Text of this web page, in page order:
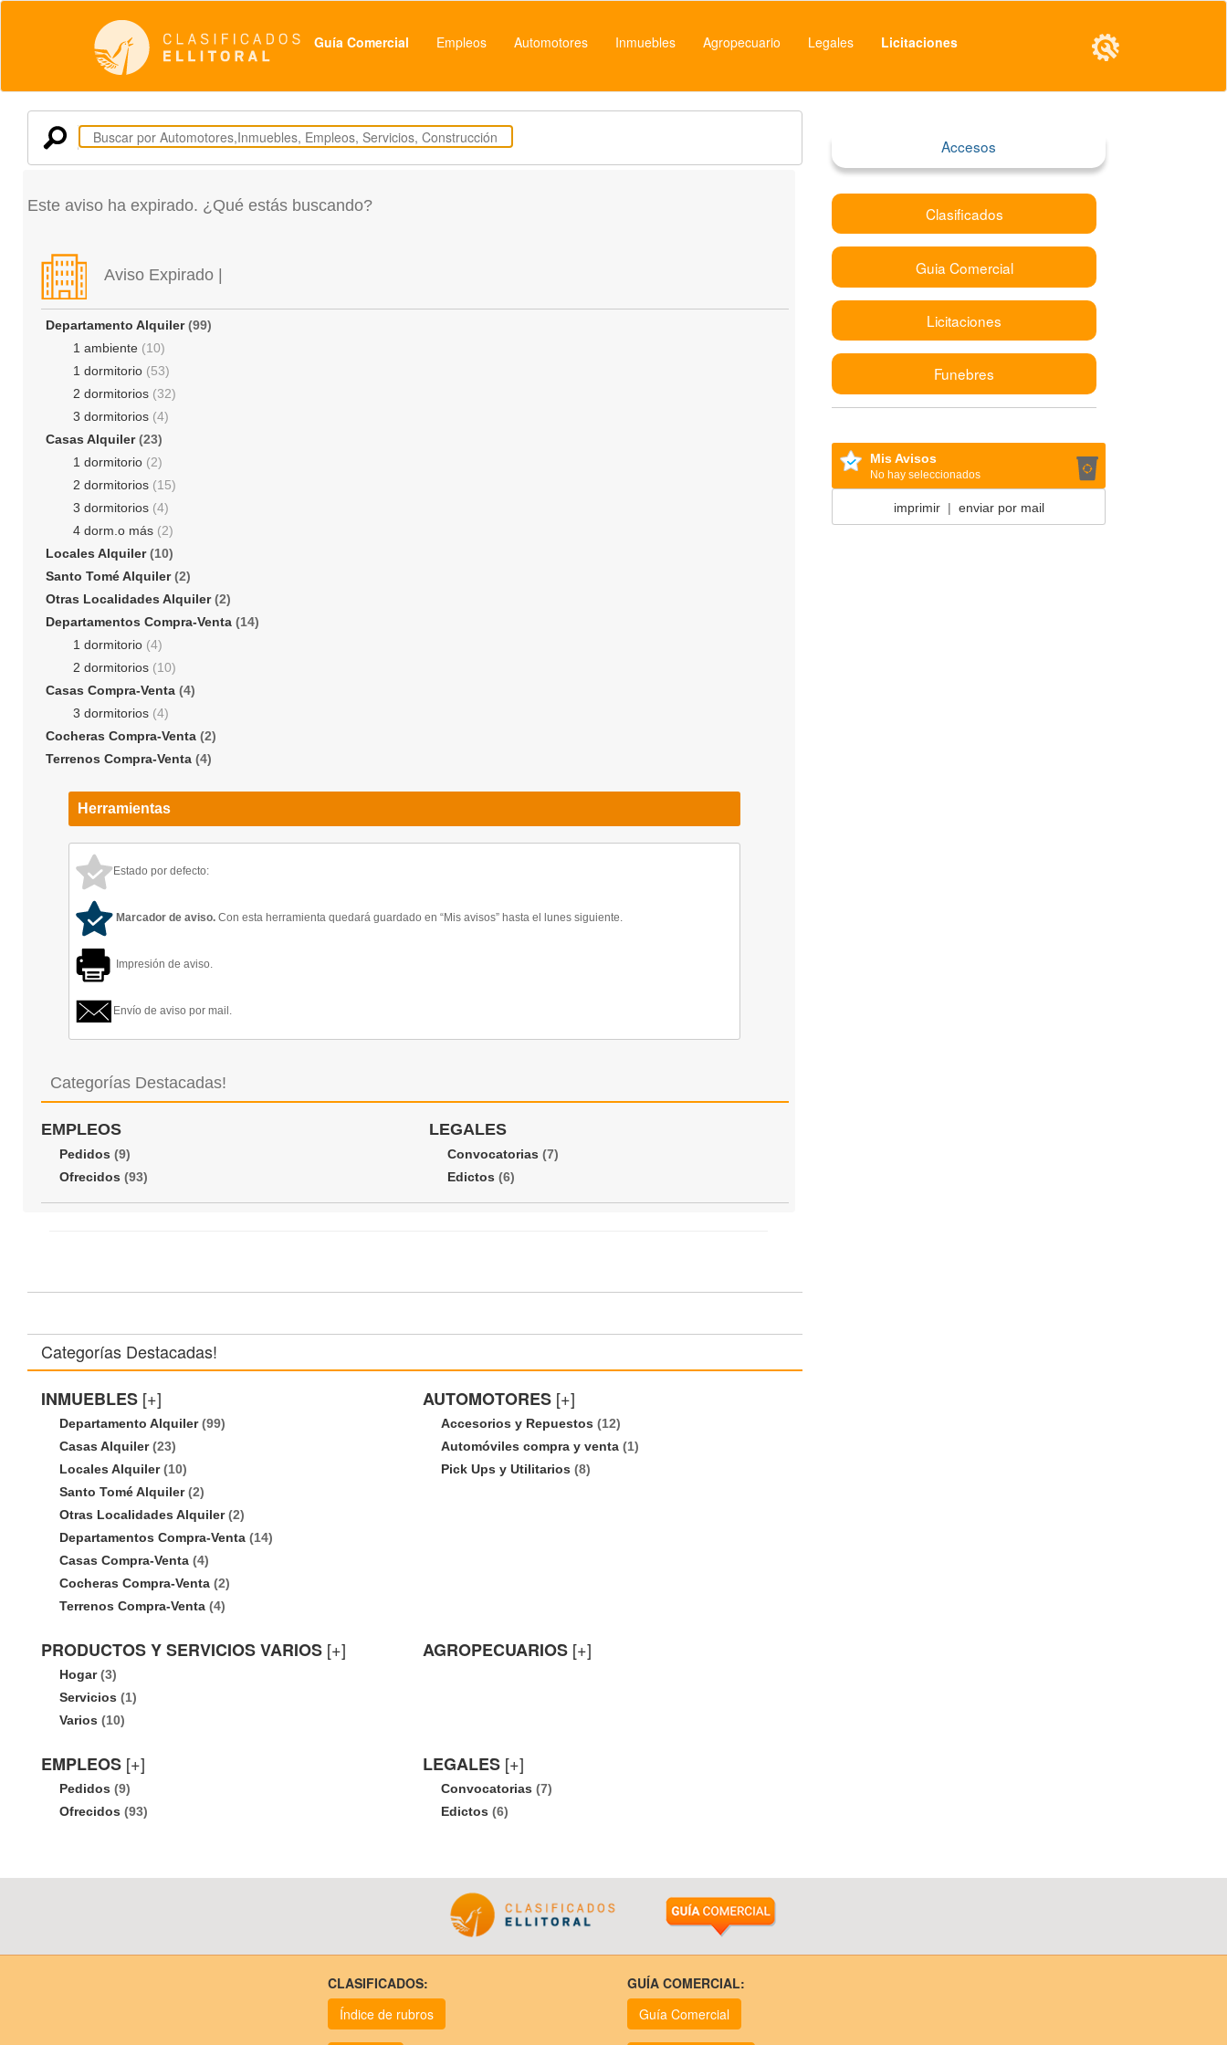
Guía Comercial Empleos Automotores Inmuebles Agropecuario Legales Licitaciones
Este aviso ha expirado. ¿Qué estás buscando?
Aviso Expirado |
Departamento Alquiler(99)
1 ambiente (10)
1 dormitorio (53)
2 dormitorios (32)
3 dormitorios (4)
Casas Alquiler(23)
1 dormitorio (2)
2 dormitorios (15)
3 dormitorios (4)
4 dorm.o más (2)
Locales Alquiler(10)
Santo Tomé Alquiler(2)
Otras Localidades Alquiler(2)
Departamentos Compra-Venta (14)
1 dormitorio (4)
2 dormitorios (10)
Casas Compra-Venta (4)
3 dormitorios (4)
Cocheras Compra-Venta (2)
Terrenos Compra-Venta (4)
Herramientas
Estado por defecto:
Marcador de aviso. Con esta herramienta quedará guardado en “Mis avisos” hasta el lunes siguiente.
Impresión de aviso.
Envío de aviso por mail.
Categorías Destacadas!
EMPLEOS
Pedidos (9)
Ofrecidos (93)
LEGALES
Convocatorias (7)
Edictos (6)
Categorías Destacadas!
INMUEBLES [+]
Departamento Alquiler(99)
Casas Alquiler(23)
Locales Alquiler(10)
Santo Tomé Alquiler(2)
Otras Localidades Alquiler(2)
Departamentos Compra-Venta (14)
Casas Compra-Venta (4)
Cocheras Compra-Venta (2)
Terrenos Compra-Venta (4)
AUTOMOTORES [+]
Accesorios y Repuestos (12)
Automóviles compra y venta (1)
Pick Ups y Utilitarios (8)
PRODUCTOS Y SERVICIOS VARIOS [+]
Hogar(3)
Servicios (1)
Varios (10)
AGROPECUARIOS [+]
EMPLEOS [+]
Pedidos (9)
Ofrecidos (93)
LEGALES [+]
Convocatorias (7)
Edictos (6)
Accesos
Clasificados
Guia Comercial
Licitaciones
Funebres
Mis Avisos
No hay seleccionados
imprimir| enviar por mail
CLASIFICADOS:
Índice de rubros
GUÍA COMERCIAL:
Guía Comercial